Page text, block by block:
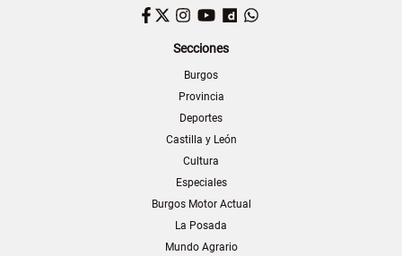
Facebook
TwitterInstagram
YouTubeDailymotion
Secciones
Burgos
Provincia
Deportes
Castilla y León
Cultura
Especiales
Burgos Motor Actual
La Posada
Mundo Agrario